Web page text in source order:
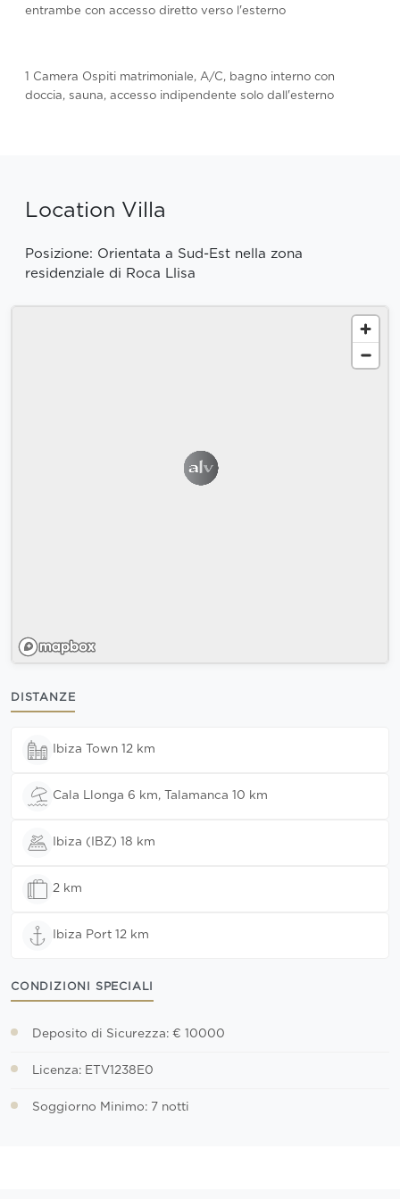
entrambe con accesso diretto verso l'esterno
1 Camera Ospiti matrimoniale, A/C, bagno interno con
doccia, sauna, accesso indipendente solo dall'esterno
Location Villa
Posizione: Orientata a Sud-Est nella zona
residenziale di Roca Llisa
DISTANZE
Ibiza Town 12 km
Cala Llonga 6 km, Talamanca 10 km
Ibiza (IBZ) 18 km
2 km
Ibiza Port 12 km
CONDIZIONI SPECIALI
Deposito di Sicurezza: € 10000
Licenza: ETV1238E0
Soggiorno Minimo: 7 notti